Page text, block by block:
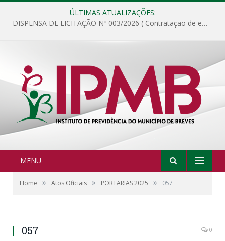
ÚLTIMAS ATUALIZAÇÕES:
DISPENSA DE LICITAÇÃO Nº 003/2026 ( Contratação de empresa para fornecimento de gêneros alimentícios não perecíveis, materiais de expediente, descartáveis, copa e cozinha, para análise e posterior publicação.)
MENU
Home » Atos Oficiais » PORTARIAS 2025 » 057
057 0